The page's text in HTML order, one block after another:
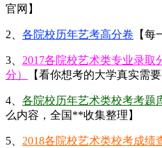
官网】
2、 各院校历年艺考高分卷 【每
3、 2017各院校艺术类专业录
分）
【看你想考的大学真实需
4、 各院校历年艺术类校考考题
么内容，全国**收集整理】
5、 2018各院校艺术类校考成绩